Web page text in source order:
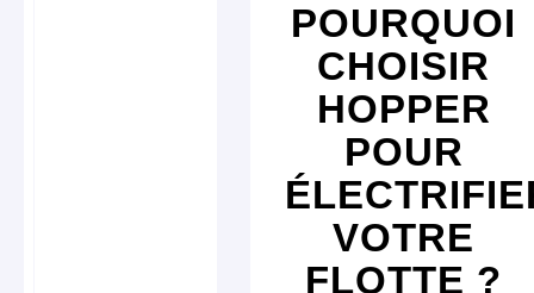
POURQUOI
CHOISIR
HOPPER
POUR
VOTRE
FLOTTE ?